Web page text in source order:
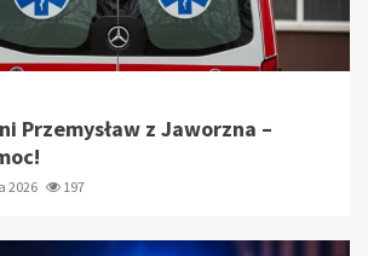
Przemysław z Jaworzna –
2026 197